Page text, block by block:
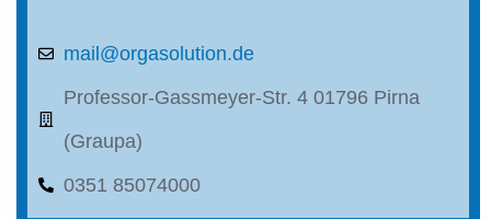
mail@orgasolution.de
Professor-Gassmeyer-Str. 4 01796 Pirna
(Graupa)
0351 85074000